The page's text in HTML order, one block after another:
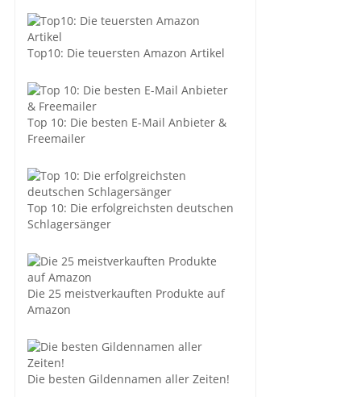
Top10: Die teuersten Amazon Artikel
Top 10: Die besten E-Mail Anbieter &
Freemailer
Top 10: Die erfolgreichsten deutschen
Schlagersänger
Die 25 meistverkauften Produkte auf
Amazon
Die besten Gildennamen aller Zeiten!